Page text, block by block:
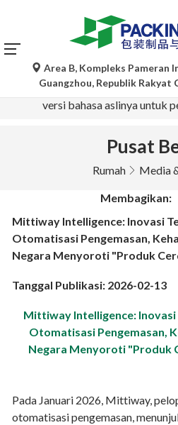
Terjemahan otomatis oleh
referensi dan mungkin tidak
versi bahasa aslinya untuk
Area B, Kompleks Pameran
Guangzhou, Republik Rakyat
Pusat
Rumah Media
Membagikan:
Mittiway Intelligence: Inovasi
Otomatisasi Pengemasan,
Negara Menyoroti "Produk
Tanggal Publikasi: 2026-02-13
Mittiway Intelligence:
Otomatisasi Pengemasan,
Negara Menyoroti "Produk
Pada Januari 2026, Mittiway,
otomatisasi pengemasan,